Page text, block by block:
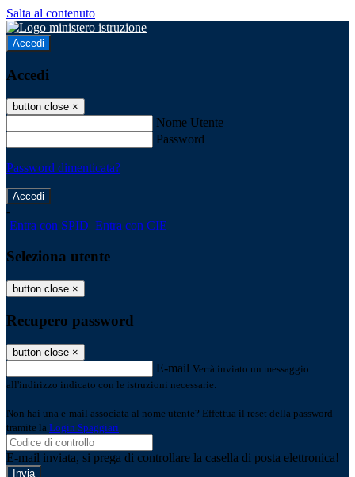
Salta al contenuto
Accedi
Accedi
button close ×
Nome Utente
Password
Password dimenticata?
-
Entra con SPID Entra con CIE
Seleziona utente
button close ×
Recupero password
button close ×
E-mail Verrà inviato un messaggio
all'indirizzo indicato con le istruzioni necessarie.
Non hai una e-mail associata al nome utente? Effettua il reset della password
tramite la Login Spaggiari
E-mail inviata, si prega di controllare la casella di posta elettronica!